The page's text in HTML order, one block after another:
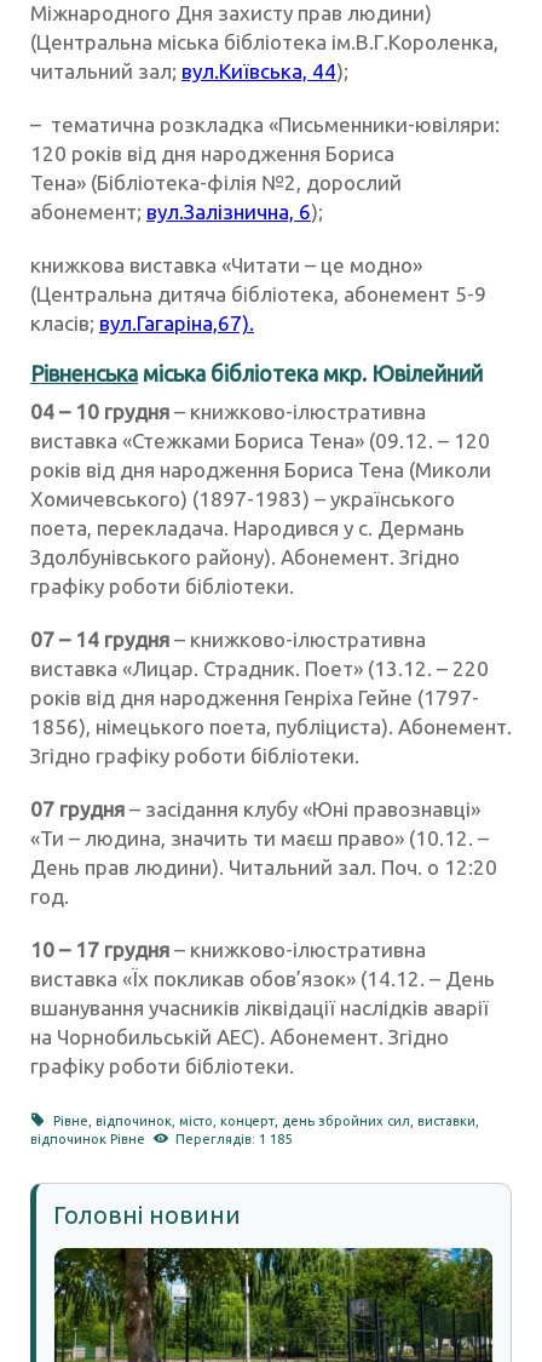
Міжнародного Дня захисту прав людини)
(Центральна міська бібліотека ім.В.Г.Короленка,
читальний зал; вул.Київська, 44);
– тематична розкладка «Письменники-ювіляри:
120 років від дня народження Бориса
Тена» (Бібліотека-філія №2, дорослий
абонемент; вул.Залізнична, 6);
книжкова виставка «Читати – це модно»
(Центральна дитяча бібліотека, абонемент 5-9
класів; вул.Гагаріна,67).
Рівненська міська бібліотека мкр. Ювілейний
04 – 10 грудня – книжково-ілюстративна
виставка «Стежками Бориса Тена» (09.12. – 120
років від дня народження Бориса Тена (Миколи
Хомичевського) (1897-1983) – українського
поета, перекладача. Народився у с. Дермань
Здолбунівського району). Абонемент. Згідно
графіку роботи бібліотеки.
07 – 14 грудня – книжково-ілюстративна
виставка «Лицар. Страдник. Поет» (13.12. – 220
років від дня народження Генріха Гейне (1797-
1856), німецького поета, публіциста). Абонемент.
Згідно графіку роботи бібліотеки.
07 грудня – засідання клубу «Юні правознавці»
«Ти – людина, значить ти маєш право» (10.12. –
День прав людини). Читальний зал. Поч. о 12:20
год.
10 – 17 грудня – книжково-ілюстративна
виставка «Їх покликав обов’язок» (14.12. – День
вшанування учасників ліквідації наслідків аварії
на Чорнобильській АЕС). Абонемент. Згідно
графіку роботи бібліотеки.
Рівне ,відпочинок ,місто ,концерт день збройних сил ,виставки
відпочинок Рівне
Переглядів: 1 185
Головні новини